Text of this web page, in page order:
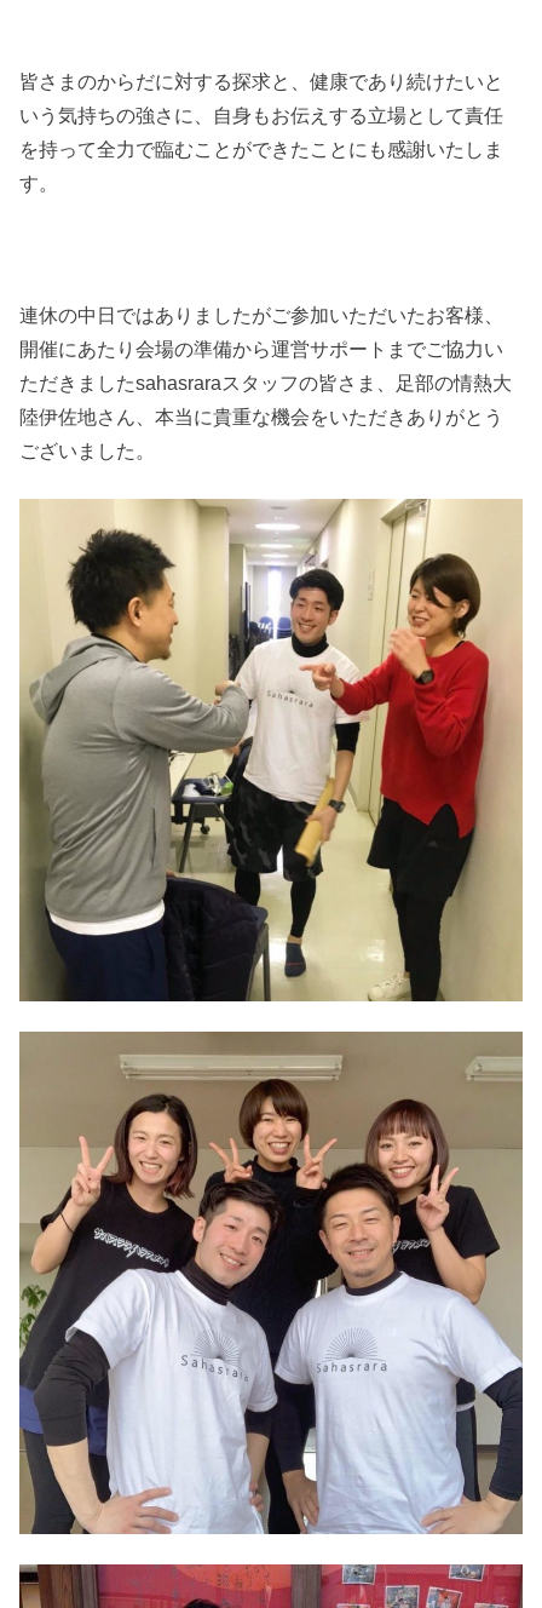
皆さまのからだに対する探求と、健康であり続けたいと
いう気持ちの強さに、自身もお伝えする立場として責任
を持って全力で臨むことができたことにも感謝いたしま
す。
連休の中日ではありましたがご参加いただいたお客様、
開催にあたり会場の準備から運営サポートまでご協力い
ただきましたsahasraraスタッフの皆さま、足部の情熱大
陸伊佐地さん、本当に貴重な機会をいただきありがとう
ございました。